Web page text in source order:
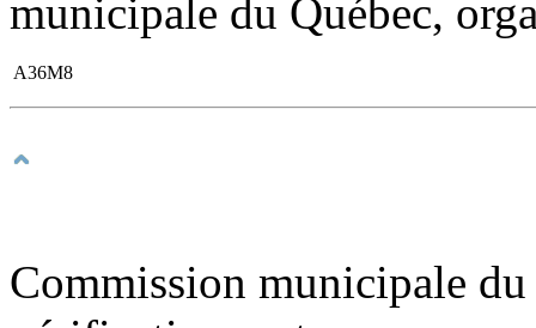
municipale du Québec,
A36M8
Commission municipale